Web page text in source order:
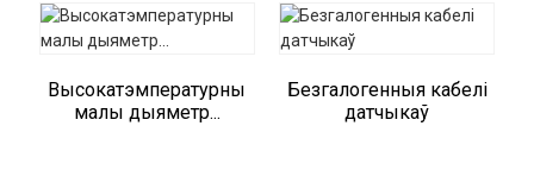
Высокатэмпературны
малы дыяметр...
Безгалогенныя кабелі
датчыкаў